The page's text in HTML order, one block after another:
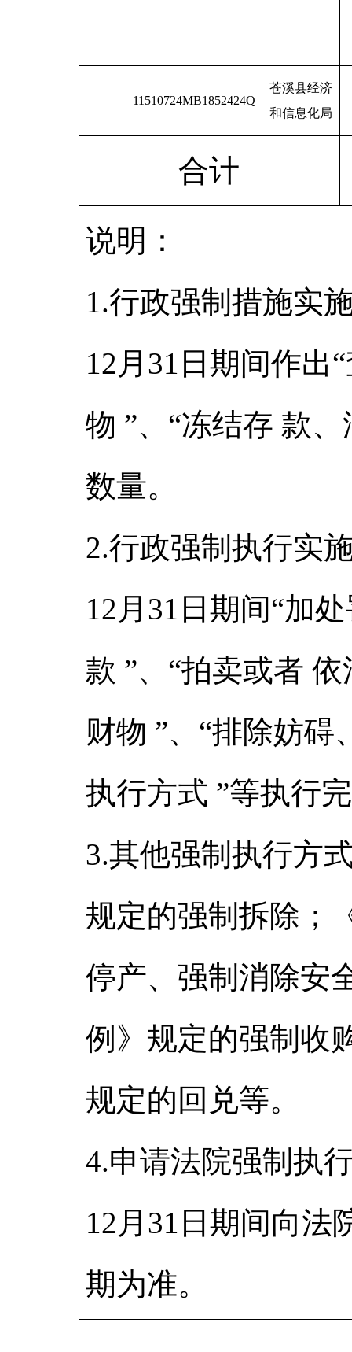
11510724MB1852424Q
苍溪县经济
和信息化局
合计
说明：
1.行政强制措施实
12月31日期间作出
物 ”、“冻结存 款
数量。
2.行政强制执行实
12月31日期间“加
款 ”、“拍卖或者
财物 ”、“排除妨碍
执行方式 ”等执行
3.其他强制执行方
规定的强制拆除；
停产、强制消除安
例》规定的强制收
规定的回兑等。
4.申请法院强制执
12月31日期间向法
期为准。